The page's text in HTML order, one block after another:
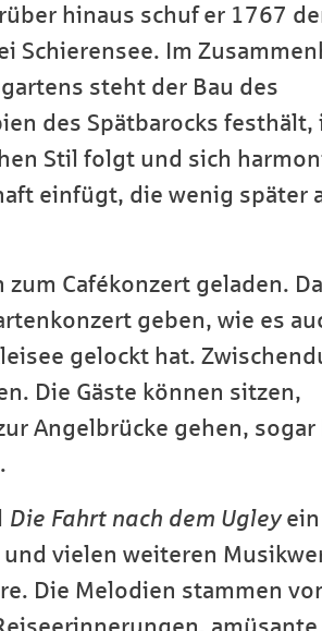
hinaus schuf er 1767
Schierensee. Im
steht der Bau des
des Spätbarocks festhält,
Stil folgt und sich
einfügt, die wenig später
Cafékonzert geladen.
geben, wie es
gelockt hat.
Die Gäste können sitzen,
Angelbrücke gehen, sogar
Die Fahrt nach dem Ugleyein
vielen weiteren
Die Melodien stammen